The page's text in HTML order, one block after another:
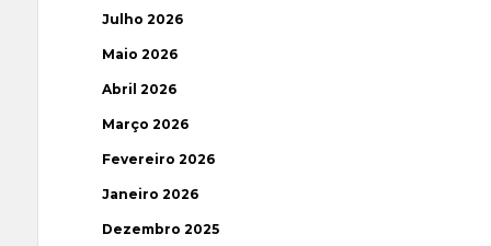
Julho 2026
Maio 2026
Abril 2026
Março 2026
Fevereiro 2026
Janeiro 2026
Dezembro 2025